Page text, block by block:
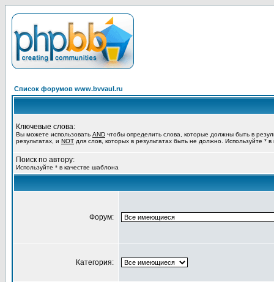
Список форумов www.bvvaul.ru
Ключевые слова:
Вы можете использовать AND чтобы определить слова, которые должны быть в
результатах, и NOT для слов, которых в результатах быть не должно. Используйте *
Поиск по автору:
Используйте * в качестве шаблона
Форум:
Категория: